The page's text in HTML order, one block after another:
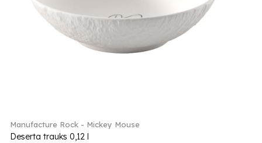
Manufacture Rock - Mickey Mouse
Deserta trauks 0,12 l